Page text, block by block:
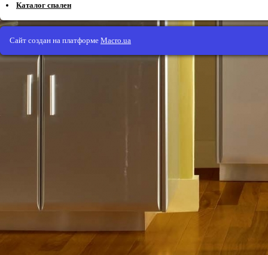
Каталог спален
Сайт создан на платформе Macro.ua